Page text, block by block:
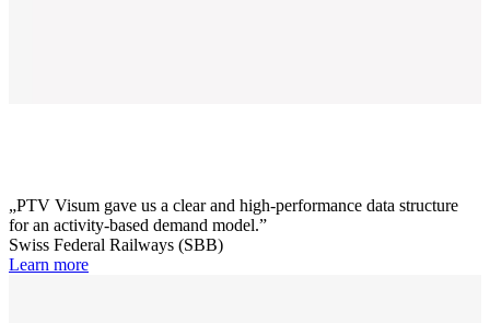
PTV Visum gave us a clear and high-performance data structure
for an activity-based demand model.
Swiss Federal Railways (SBB)
Learn more